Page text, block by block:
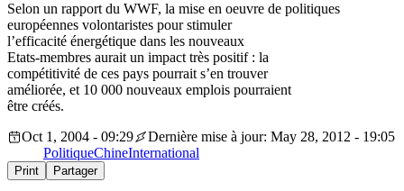
Selon un rapport du WWF, la mise en oeuvre de politiques
européennes volontaristes pour stimuler
l’efficacité énergétique dans les nouveaux
Etats-membres aurait un impact très positif : la
compétitivité de ces pays pourrait s’en trouver
améliorée, et 10 000 nouveaux emplois pourraient
être créés.
Oct 1, 2004 - 09:29
Dernière mise à jour: May 28, 2012 - 19:05
PolitiqueChineInternational
Print Partager